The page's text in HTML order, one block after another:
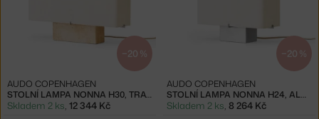
−20 %
STOLNÍ LAMPA NONNA H30, TRAVERTINE
AUDO COPENHAGEN
Skladem 2 ks 12 344 Kč
−20 %
STOLNÍ LAMPA NONNA H24, ALUMINIUM
AUDO COPENHAGEN
Skladem 2 ks 8 264 Kč